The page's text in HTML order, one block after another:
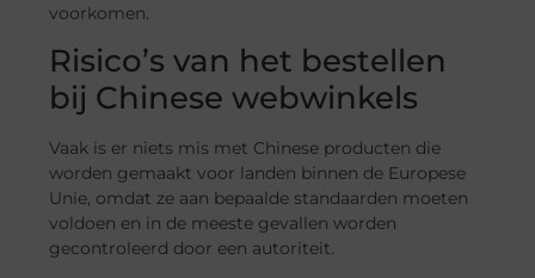
voorkomen.
Risico’s van het bestellen
bij Chinese webwinkels
Vaak is er niets mis met Chinese producten die
worden gemaakt voor landen binnen de Europese
Unie, omdat ze aan bepaalde standaarden moeten
voldoen en in de meeste gevallen worden
gecontroleerd door een autoriteit.